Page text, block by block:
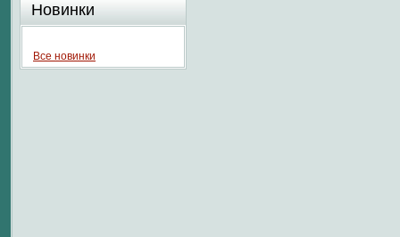
Новинки
Все новинки